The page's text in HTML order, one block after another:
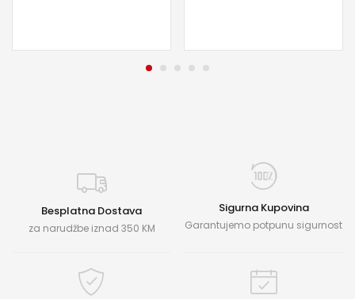
Besplatna Dostava
za narudžbe iznad 350 KM
Sigurna Kupovina
Garantujemo potpunu sigurnost